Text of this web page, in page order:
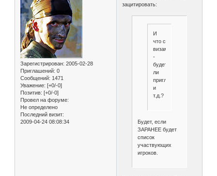
Зарегистрирован: 2005-02-28
Приглашений: 0
Сообщений: 1471
Уважение: [+0/-0]
Позитив: [+0/-0]
Провел на форуме:
Не определено
Последний визит:
2009-04-24 08:08:34
зацитировать:
И
что с
визами
-
будет
ли
приглашение
и
т.д.?
Будет, если
ЗАРАНЕЕ будет
список
участвующих
игроков.